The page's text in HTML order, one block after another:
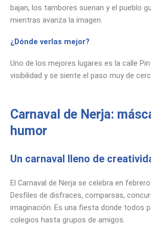
bajan, los tambores suenan y el pueblo
mientras avanza la imagen.
¿Dónde verlas mejor?
Uno de los mejores lugares es la calle
visibilidad y se siente el paso muy de
Carnaval de Nerja:
humor
Un carnaval lleno de
El Carnaval de Nerja se celebra en
Desfiles de disfraces, comparsas,
imaginación. Es una fiesta donde todos
colegios hasta grupos de amigos.